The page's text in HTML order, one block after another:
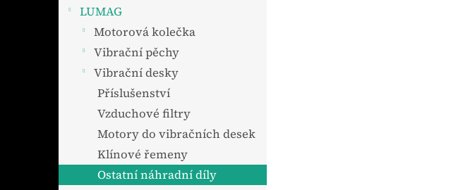
LUMAG
Motorová kolečka
Vibrační pěchy
Vibrační desky
Příslušenství
Vzduchové filtry
Motory do vibračních desek
Klínové řemeny
Ostatní náhradní díly